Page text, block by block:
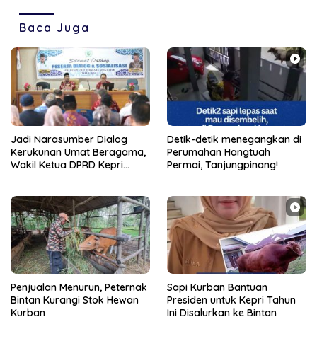
Baca Juga
Jadi Narasumber Dialog
Kerukunan Umat Beragama,
Wakil Ketua DPRD Kepri
Detik-detik menegangkan di
Perumahan Hangtuah
Permai, Tanjungpinang!
Penjualan Menurun, Peternak
Bintan Kurangi Stok Hewan
Kurban
Sapi Kurban Bantuan
Presiden untuk Kepri Tahun
Ini Disalurkan ke Bintan